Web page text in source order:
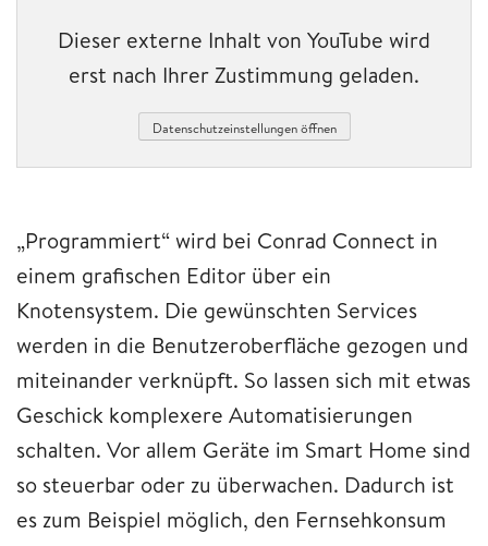
Dieser externe Inhalt von YouTube wird
erst nach Ihrer Zustimmung geladen.
Datenschutzeinstellungen öffnen
„Programmiert“ wird bei Conrad Connect in
einem grafischen Editor über ein
Knotensystem. Die gewünschten Services
werden in die Benutzeroberfläche gezogen und
miteinander verknüpft. So lassen sich mit etwas
Geschick komplexere Automatisierungen
schalten. Vor allem Geräte im Smart Home sind
so steuerbar oder zu überwachen. Dadurch ist
es zum Beispiel möglich, den Fernsehkonsum